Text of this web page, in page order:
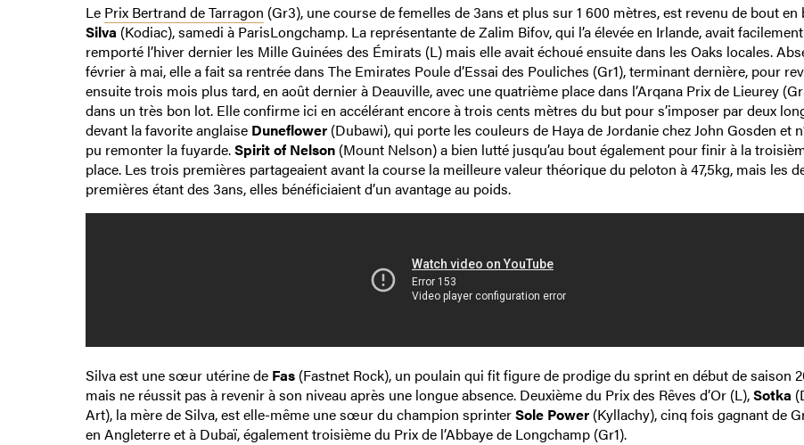
Le Prix Bertrand de Tarragon (Gr3), une course de femelles de 3ans et plus sur 1 600 mètres, est revenu de bout en
Silva (Kodiac), samedi à ParisLongchamp. La représentante de Zalim Bifov, qui l’a élevée en Irlande, avait facilement
remporté l’hiver dernier les Mille Guinées des Émirats (L) mais elle avait échoué ensuite dans les Oaks locales.
février à mai, elle a fait sa rentrée dans The Emirates Poule d’Essai des Pouliches (Gr1), terminant dernière, pour
ensuite trois mois plus tard, en août dernier à Deauville, avec une quatrième place dans l’Arqana Prix de Lieurey
dans un très bon lot. Elle confirme ici en accélérant encore à trois cents mètres du but pour s’imposer par deux
devant la favorite anglaise Duneflower(Dubawi), qui porte les couleurs de Haya de Jordanie chez John Gosden et
pu remonter la fuyarde.Spirit of Nelson(Mount Nelson) a bien lutté jusqu’au bout également pour finir à la
place. Les trois premières partageaient avant la course la meilleure valeur théorique du peloton à 47,5kg, mais les
premières étant des 3ans, elles bénéficiaient d’un avantage au poids.
Silva est une sœur utérine de Fas(Fastnet Rock), un poulain qui fit figure de prodige du sprint en début de saison
mais ne réussit pas à revenir à son niveau après une longue absence. Deuxième du Prix des Rêves d’Or (L),Sotka
Art), la mère de Silva, est elle-même une sœur du champion sprinterSole Power(Kyllachy), cinq fois gagnant de
en Angleterre et à Dubaï, également troisième du Prix de l’Abbaye de Longchamp (Gr1).